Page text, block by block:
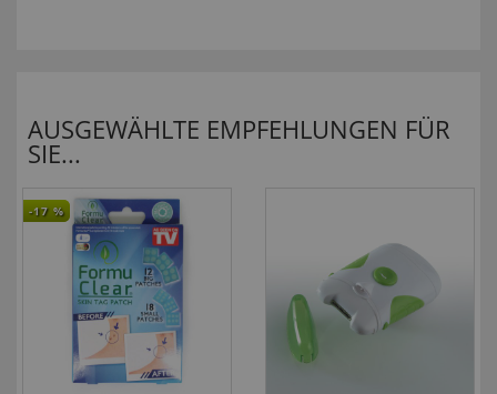
AUSGEWÄHLTE EMPFEHLUNGEN FÜR
SIE...
-17 %